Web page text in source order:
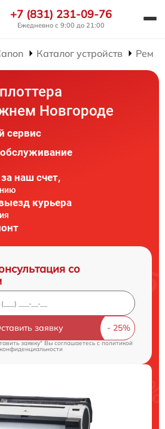
+7 (831) 231-09-76
Ежедневно с 9:00 до 21:00
Каталог устройств
Новгороде
сервис
наш счет,
курьера
со
заявку
заявку" Вы соглашаетесь cполитикой
конфиденциальности